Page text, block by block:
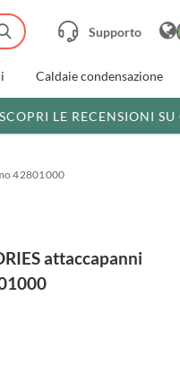
Supporto
Caldaie condensazione
SCOPRI LE RECENSIONI SU
42801000
attaccapanni